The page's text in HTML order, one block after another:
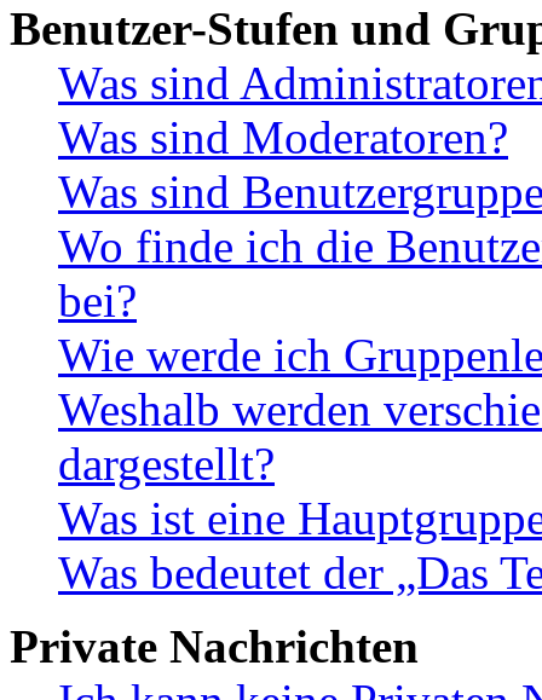
Benutzer-Stufen und
Was sind
Was sind Moderatoren?
Was sind
Wo finde ich die
bei?
Wie werde ich
Weshalb werden
dargestellt?
Was ist eine
Was bedeutet der „Das
Private Nachrichten